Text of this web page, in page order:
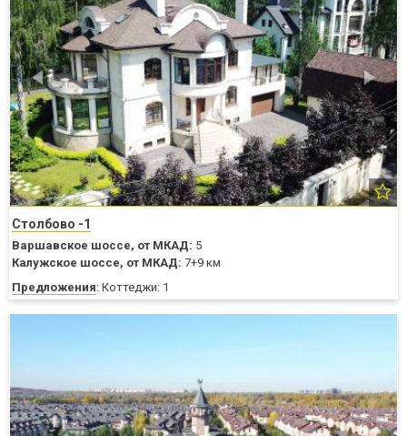
Столбово -1
Варшавское шоссе, от МКАД: 5
Калужское шоссе, от МКАД: 7+9 км
Предложения: Коттеджи: 1